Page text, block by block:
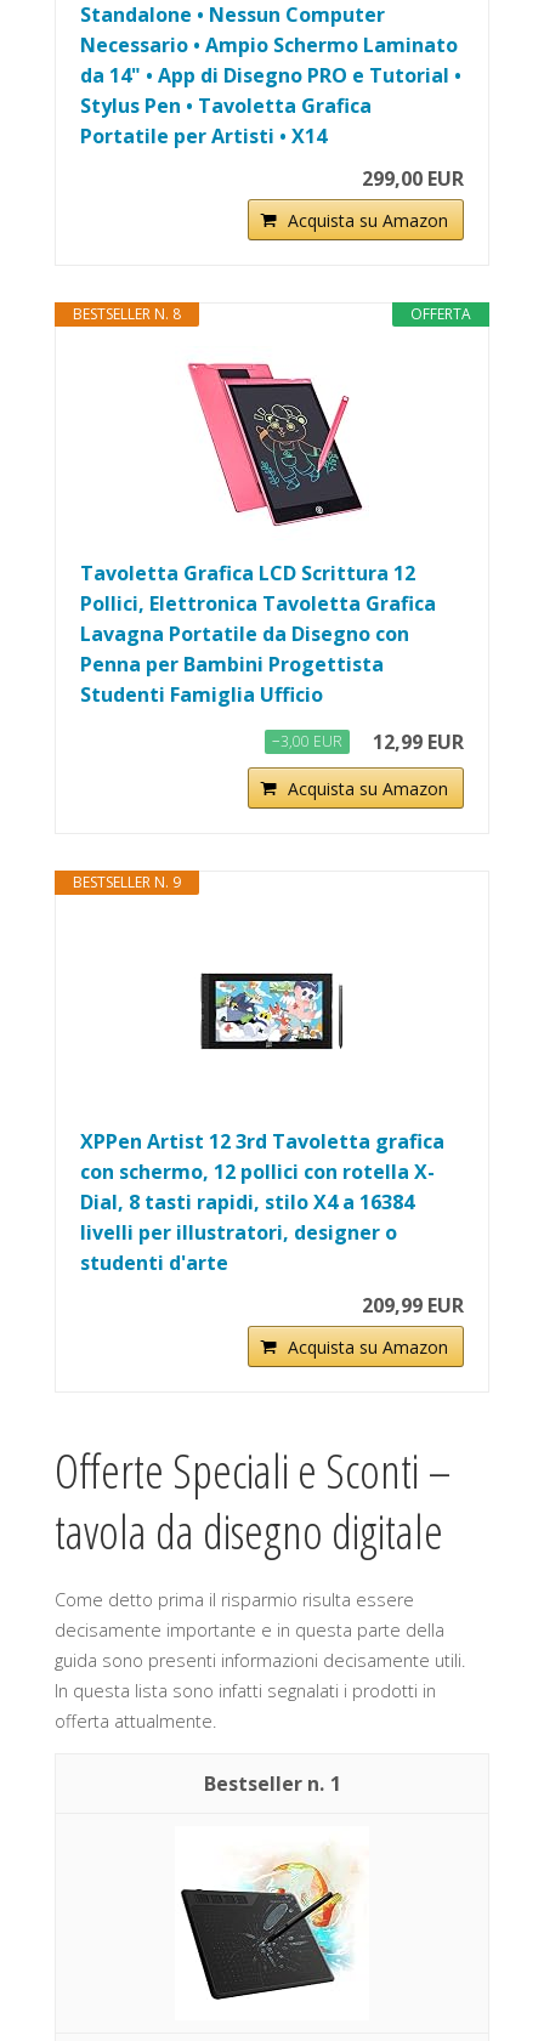
Standalone • Nessun Computer
Necessario • Ampio Schermo Laminato
da 14" • App di Disegno PRO e Tutorial •
Stylus Pen • Tavoletta Grafica
Portatile per Artisti • X14
299,00 EUR
Acquista su Amazon
OFFERTA
BESTSELLER N. 8
Tavoletta Grafica LCD Scrittura 12
Pollici, Elettronica Tavoletta Grafica
Lavagna Portatile da Disegno con
Penna per Bambini Progettista
Studenti Famiglia Ufficio
−3,00 EUR 12,99 EUR
Acquista su Amazon
BESTSELLER N. 9
XPPen Artist 12 3rd Tavoletta grafica
con schermo, 12 pollici con rotella X-
Dial, 8 tasti rapidi, stilo X4 a 16384
livelli per illustratori, designer o
studenti d'arte
209,99 EUR
Acquista su Amazon
Offerte Speciali e Sconti –
tavola da disegno digitale
Come detto prima il risparmio risulta essere
decisamente importante e in questa parte della
guida sono presenti informazioni decisamente utili.
In questa lista sono infatti segnalati i prodotti in
offerta attualmente.
1